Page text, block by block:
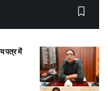
पत्र में